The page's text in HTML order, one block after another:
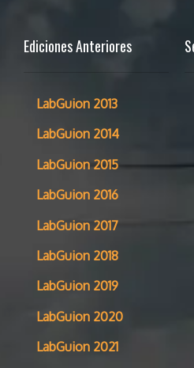
Ediciones Anteriores
LabGuion 2013
LabGuion 2014
LabGuion 2015
LabGuion 2016
LabGuion 2017
LabGuion 2018
LabGuion 2019
LabGuion 2020
LabGuion 2021